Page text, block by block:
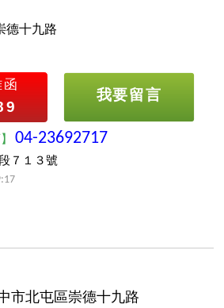
德十九路
我要留言
】04-23692717
７１３號
市北屯區崇德十九路